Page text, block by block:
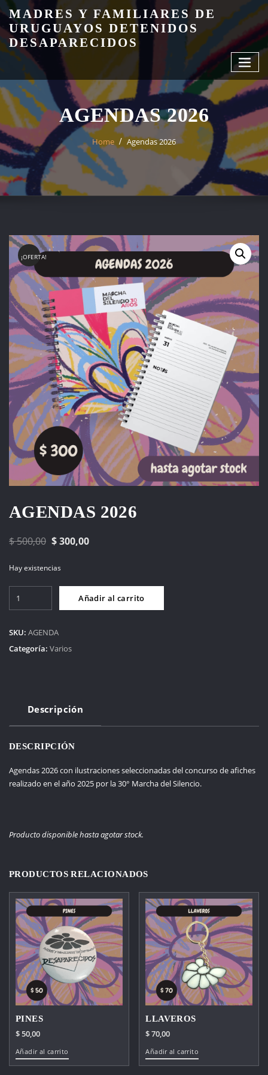
Skip
content
MADRES Y FAMILIARES DE
URUGUAYOS DETENIDOS
DESAPARECIDOS
AGENDAS 2026
Home Agendas 2026
¡OFERTA!
AGENDAS 2026
$500,00 El
original
era:
$ 500,00.
$300,00
$ 300,00.
Hay existencias
Añadir al carrito
SKU: AGENDA
Categoría: Varios
Descripción
DESCRIPCIÓN
Agendas 2026 con ilustraciones seleccionadas del concurso de afiches
realizado en el año 2025 por la 30° Marcha del Silencio.
Producto disponible hasta agotar stock.
PRODUCTOS RELACIONADOS
PINES
$50,00
Añadir al carrito
LLAVEROS
$70,00
Añadir al carrito